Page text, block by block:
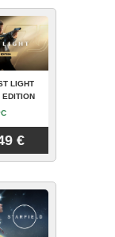
LIGHT
EDITION
€